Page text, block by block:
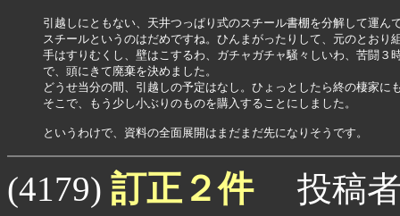
引越しにともない、天井つっぱり式のスチール書棚を分解して運ん
スチールというのはだめですね。ひんまがったりして、元のとおり
手はすりむくし、壁はこするわ、ガチャガチャ騒々しいわ、苦闘３
で、頭にきて廃棄を決めました。
どうせ当分の間、引越しの予定はなし。ひょっとしたら終の棲家に
そこで、もう少し小ぶりのものを購入することにしました。
(4179) 訂正２件 投稿